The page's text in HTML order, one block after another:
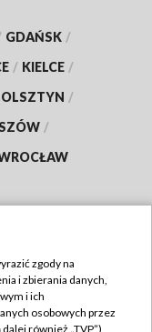
GDAŃSK /
/ KIELCE /
OLSZTYN /
/
zgody na
i zbierania danych,
i ich
osobowych przez
również „TVP”),